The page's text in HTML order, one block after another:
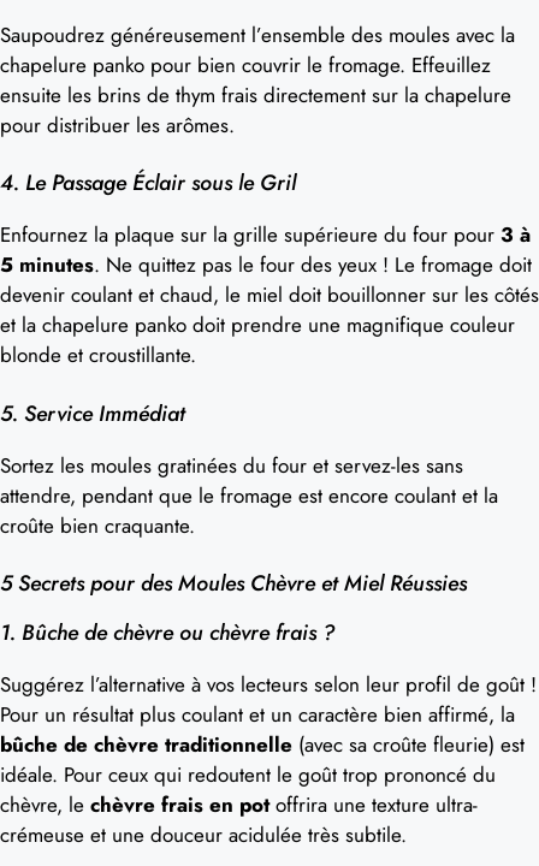
Saupoudrez généreusement l’ensemble des moules avec la
chapelure panko pour bien couvrir le fromage. Effeuillez
ensuite les brins de thym frais directement sur la chapelure
pour distribuer les arômes.
4. Le Passage Éclair sous le Gril
Enfournez la plaque sur la grille supérieure du four pour 3 à
5 minutes. Ne quittez pas le four des yeux ! Le fromage doit
devenir coulant et chaud, le miel doit bouillonner sur les côtés
et la chapelure panko doit prendre une magnifique couleur
blonde et croustillante.
5. Service Immédiat
Sortez les moules gratinées du four et servez-les sans
attendre, pendant que le fromage est encore coulant et la
croûte bien craquante.
5 Secrets pour des Moules Chèvre et Miel Réussies
1. Bûche de chèvre ou chèvre frais ?
Suggérez l’alternative à vos lecteurs selon leur profil de goût !
Pour un résultat plus coulant et un caractère bien affirmé, la
bûche de chèvre traditionnelle (avec sa croûte fleurie) est
idéale. Pour ceux qui redoutent le goût trop prononcé du
chèvre, le chèvre frais en potoffrira une texture ultra-
crémeuse et une douceur acidulée très subtile.